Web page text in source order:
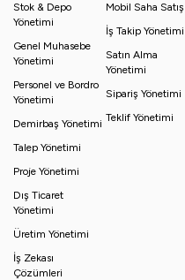
Stok & Depo
Yönetimi
Genel Muhasebe
Yönetimi
Personel ve Bordro
Yönetimi
Demirbaş Yönetimi
Talep Yönetimi
Proje Yönetimi
Dış Ticaret
Yönetimi
Üretim Yönetimi
İş Zekası
Çözümleri
Mobil Saha Satış
İş Takip Yönetimi
Satın Alma
Yönetimi
Sipariş Yönetimi
Teklif Yönetimi